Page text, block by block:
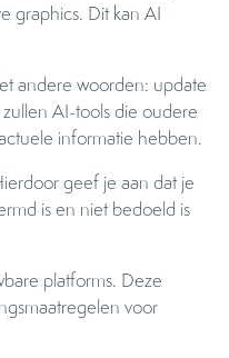
graphics. Dit kan AI
andere woorden: update
AI-tools die oudere
informatie hebben.
geef je aan dat je
is en niet bedoeld is
platforms. Deze
voor